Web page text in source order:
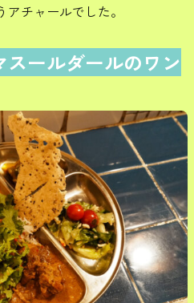
チャールでした。
ールダールのワン